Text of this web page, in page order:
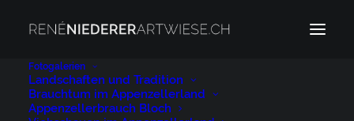
Fotogalerien
Landschaften und Tradition
Brauchtum im Appenzellerland
Appenzellerbrauch Bloch